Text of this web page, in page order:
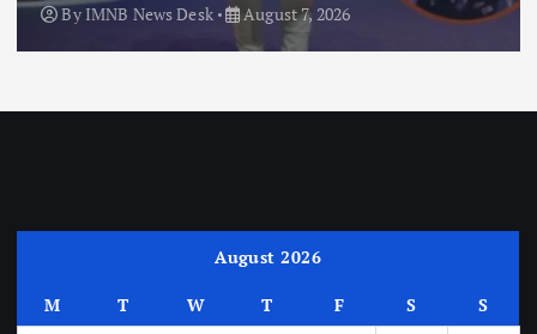
By IMNB News Desk August 7, 2026
August 2026
M T W T F S
S